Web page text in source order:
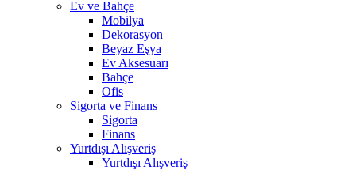
Ev ve Bahçe
Mobilya
Dekorasyon
Beyaz Eşya
Ev Aksesuarı
Bahçe
Ofis
Sigorta ve Finans
Sigorta
Finans
Yurtdışı Alışveriş
Yurtdışı Alışveriş